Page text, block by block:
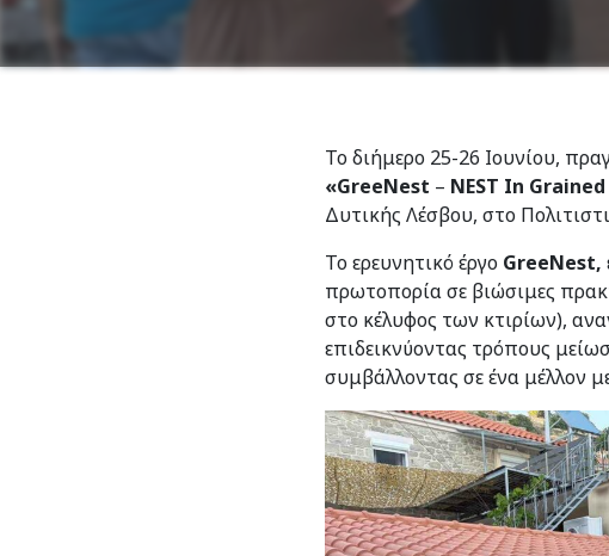
Το διήμερο 25-26 Ιουνίου,
«GreeNest – NEST In
Δυτικής Λέσβου, στο
Το ερευνητικό έργο GreeNest,
πρωτοπορία σε βιώσιμες
στο κέλυφος των κτιρίων),
επιδεικνύοντας τρόπους
συμβάλλοντας σε ένα μέλλον